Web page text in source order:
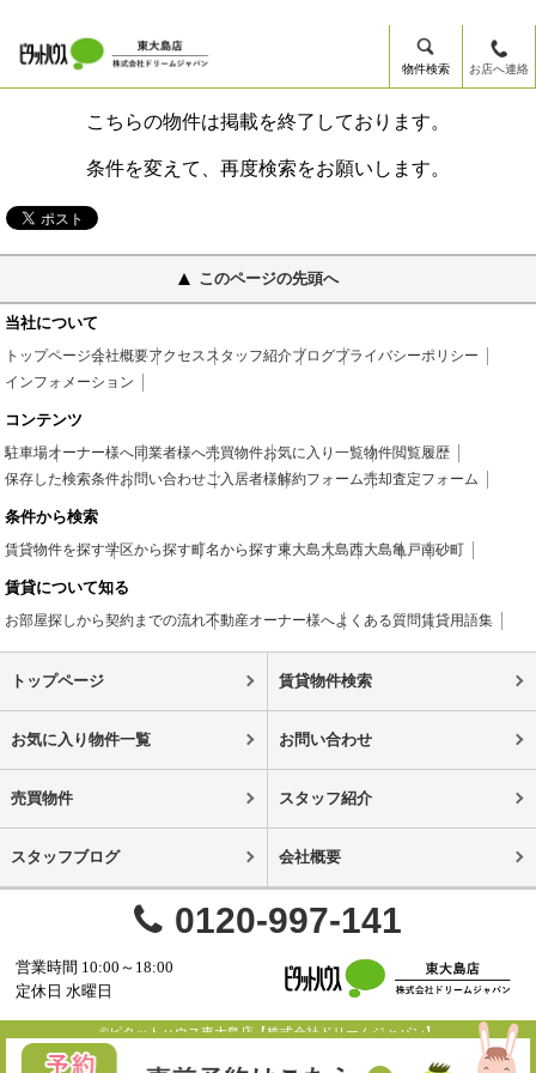
物件検索 お店へ連絡
こちらの物件は掲載を終了しております。
条件を変えて、再度検索をお願いします。
このページの先頭へ
当社について
トップページ会社概要アクセススタッフ紹介ブログプライバシーポリシー
インフォメーション
コンテンツ
駐車場オーナー様へ同業者様へ売買物件お気に入り一覧物件閲覧履歴
保存した検索条件お問い合わせご入居者様解約フォーム売却査定フォーム
条件から検索
賃貸物件を探す学区から探す町名から探す東大島大島西大島亀戸南砂町
賃貸について知る
お部屋探しから契約までの流れ不動産オーナー様へよくある質問賃貸用語集
トップページ 賃貸物件検索
お気に入り物件一覧 お問い合わせ
売買物件 スタッフ紹介
スタッフブログ 会社概要
0120-997-141
営業時間 10:00～18:00
定休日 水曜日
©ピタットハウス東大島店【株式会社ドリームジャパン】